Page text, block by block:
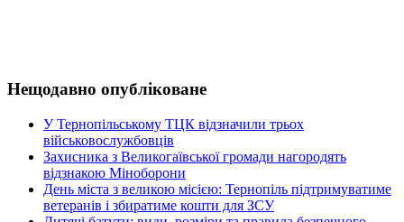
Нещодавно опубліковане
У Тернопільському ТЦК відзначили трьох
військовослужбовців
Захисника з Великогаївської громади нагородять
відзнакою Міноборони
День міста з великою місією: Тернопіль підтримуватиме
ветеранів і збиратиме кошти для ЗСУ